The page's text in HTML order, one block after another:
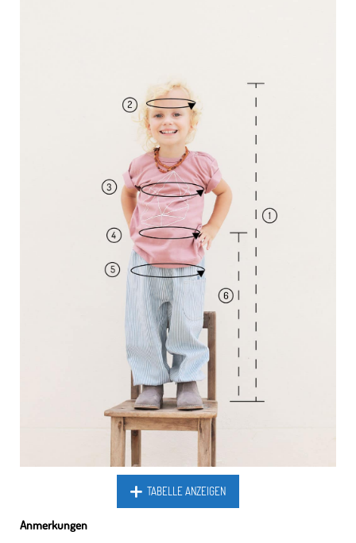
TABELLE ANZEIGEN
Anmerkungen